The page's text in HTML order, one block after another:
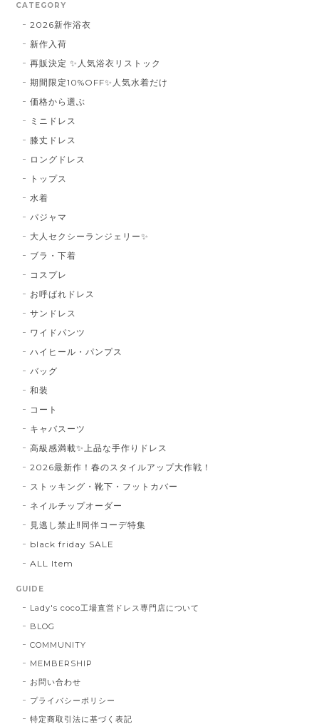
CATEGORY
2026新作浴衣
新作入荷
再販決定 ✨人気浴衣リストック
期間限定10%OFF✨人気水着だけ
価格から選ぶ
ミニドレス
膝丈ドレス
ロングドレス
トップス
水着
パジャマ
大人セクシーランジェリー✨
ブラ・下着
コスプレ
お呼ばれドレス
サンドレス
ワイドパンツ
ハイヒール・パンプス
バッグ
和装
コート
キャバスーツ
高級感満載✨上品な手作りドレス
2026最新作！春のスタイルアップ大作戦！
ストッキング・靴下・フットカバー
ネイルチップオーダー
見逃し禁止‼同伴コーデ特集
black friday SALE
ALL Item
GUIDE
Lady's coco工場直営ドレス専門店について
BLOG
COMMUNITY
MEMBERSHIP
お問い合わせ
プライバシーポリシー
特定商取引法に基づく表記